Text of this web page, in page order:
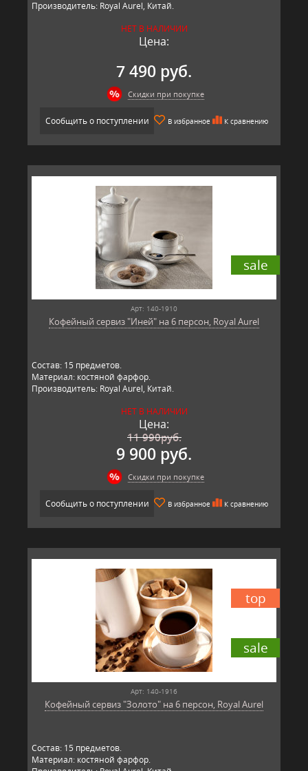
Производитель: Royal Aurel, Китай.
НЕТ В НАЛИЧИИ
Цена:
7 490 руб.
Скидки при покупке
Сообщить о поступлении В избранное К сравнению
sale
Арт: 140-1910
Кофейный сервиз "Иней" на 6 персон, Royal Aurel
Состав: 15 предметов.
Материал: костяной фарфор.
Производитель: Royal Aurel, Китай.
НЕТ В НАЛИЧИИ
Цена:
11 990руб.
9 900 руб.
Скидки при покупке
Сообщить о поступлении В избранное К сравнению
sale
top
Арт: 140-1916
Кофейный сервиз "Золото" на 6 персон, Royal Aurel
Состав: 15 предметов.
Материал: костяной фарфор.